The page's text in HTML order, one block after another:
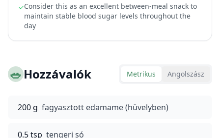
✓Consider this as an excellent between-meal snack to
maintain stable blood sugar levels throughout the
day
🥗Hozzávalók Metrikus Angolszász
200 g fagyasztott edamame (hüvelyben)
0.5 tsp tengeri só